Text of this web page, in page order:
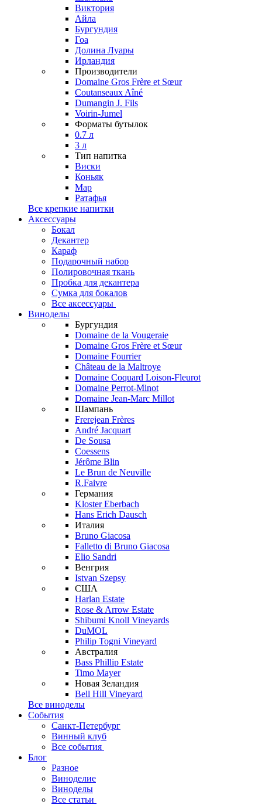
Виктория
Айла
Бургундия
Гоа
Долина Луары
Ирландия
Производители
Domaine Gros Frère et Sœur
Coutanseaux Aîné
Dumangin J. Fils
Voirin-Jumel
Форматы бутылок
0.7 л
3 л
Тип напитка
Виски
Коньяк
Мар
Ратафья
Все крепкие напитки
Аксессуары
Бокал
Декантер
Караф
Подарочный набор
Полировочная ткань
Пробка для декантера
Сумка для бокалов
Все аксессуары
Виноделы
Бургундия
Domaine de la Vougeraie
Domaine Gros Frère et Sœur
Domaine Fourrier
Château de la Maltroye
Domaine Coquard Loison-Fleurot
Domaine Perrot-Minot
Domaine Jean-Marc Millot
Шампань
Frerejean Frères
André Jacquart
De Sousa
Coessens
Jérôme Blin
Le Brun de Neuville
R.Faivre
Германия
Kloster Eberbach
Hans Erich Dausch
Италия
Bruno Giacosa
Falletto di Bruno Giacosa
Elio Sandri
Венгрия
Istvan Szepsy
США
Harlan Estate
Rose & Arrow Estate
Shibumi Knoll Vineyards
DuMOL
Philip Togni Vineyard
Австралия
Bass Phillip Estate
Timo Mayer
Новая Зеландия
Bell Hill Vineyard
Все виноделы
События
Санкт-Петербург
Винный клуб
Все события
Блог
Разное
Виноделие
Виноделы
Все статьи